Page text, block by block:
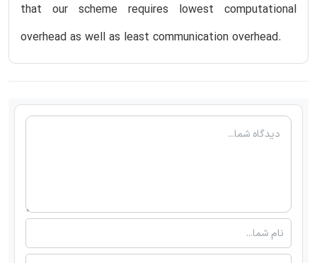
that our scheme requires lowest computational
overhead as well as least communication overhead.